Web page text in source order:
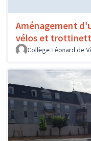
Aménagement
vélos et
Collège Léonard de